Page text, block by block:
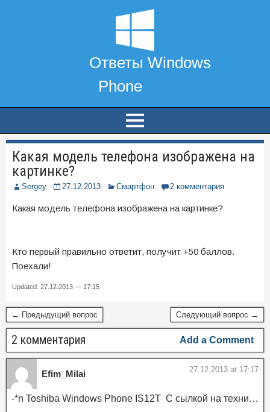
Какая модель телефона изображена на
картинке?
Sergey 27.12.2013 Смартфон 2 комментария
Какая модель телефона изображена на картинке?
Кто первый правильно ответит, получит +50 баллов.
Поехали!
Updated: 27.12.2013 — 17:15
← Предыдущий вопрос Следующий вопрос →
2 комментария Add a Comment
Efim_Milai 27.12.2013 at 17:17
-*n Toshiba Windows Phone IS12T С сылкой на технические характеристики.